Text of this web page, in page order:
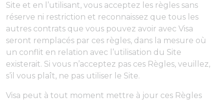
Site et en l’utilisant, vous acceptez les règles sans
réserve ni restriction et reconnaissez que tous les
autres contrats que vous pouvez avoir avec Visa
seront remplacés par ces règles, dans la mesure où
un conflit en relation avec l’utilisation du Site
existerait. Si vous n’acceptez pas ces Règles, veuillez,
s’il vous plaît, ne pas utiliser le Site.
Visa peut à tout moment mettre à jour ces Règles